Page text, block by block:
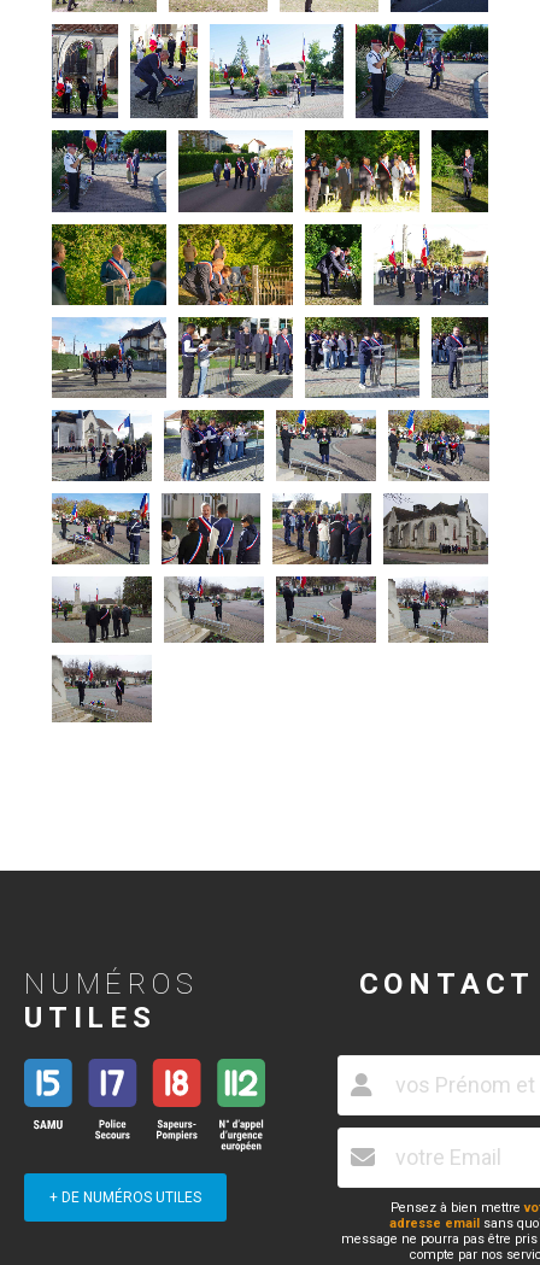
NUMÉROS
UTILES
+ DE NUMÉROS UTILES
CONTACT
Pensez à bien mettre
adresse email sans
message ne pourra pas être
compte par nos